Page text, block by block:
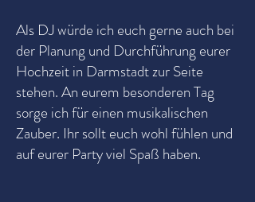
Als DJ würde ich euch gerne auch bei
der Planung und Durchführung eurer
Hochzeit in Darmstadt zur Seite
stehen. An eurem besonderen Tag
sorge ich für einen musikalischen
Zauber. Ihr sollt euch wohl fühlen und
auf eurer Party viel Spaß haben.